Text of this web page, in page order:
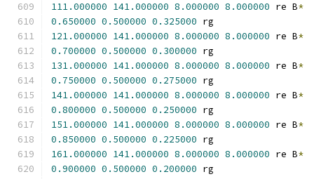
111.000000 141.000000 8.000000 8.000000 re B*
0.650000 0.500000 0.325000 rg
121.000000 141.000000 8.000000 8.000000 re B*
0.700000 0.500000 0.300000 rg
131.000000 141.000000 8.000000 8.000000 re B*
0.750000 0.500000 0.275000 rg
141.000000 141.000000 8.000000 8.000000 re B*
0.800000 0.500000 0.250000 rg
151.000000 141.000000 8.000000 8.000000 re B*
0.850000 0.500000 0.225000 rg
161.000000 141.000000 8.000000 8.000000 re B*
0.900000 0.500000 0.200000 rg